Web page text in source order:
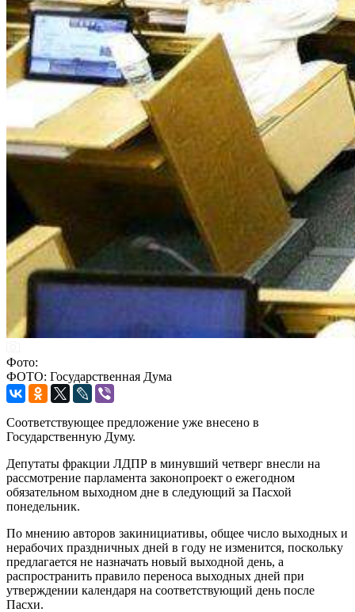
Фото:
ФОТО: Государственная Дума
Соответствующее предложение уже внесено в
Государственную Думу.
Депутаты фракции ЛДПР в минувший четверг внесли на
рассмотрение парламента законопроект о ежегодном
обязательном выходном дне в следующий за Пасхой
понедельник.
По мнению авторов закинициативы, общее число выходных и
нерабочих праздничных дней в году не изменится, поскольку
предлагается не назначать новый выходной день, а
распространить правило переноса выходных дней при
утверждении календаря на соответствующий день после
Пасхи.